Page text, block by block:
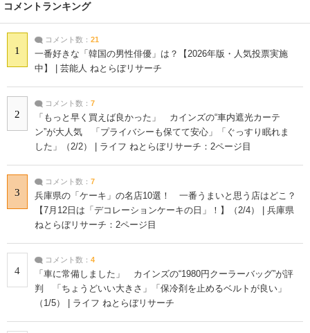
コメントランキング
1
コメント数： 21
一番好きな「韓国の男性俳優」は？【2026年版・人気投票実施
中】 | 芸能人 ねとらぼリサーチ
2
コメント数： 7
「もっと早く買えば良かった」 カインズの“車内遮光カーテ
ン”が大人気 「プライバシーも保てて安心」「ぐっすり眠れま
した」（2/2） | ライフ ねとらぼリサーチ：2ページ目
3
コメント数： 7
兵庫県の「ケーキ」の名店10選！ 一番うまいと思う店はどこ？
【7月12日は「デコレーションケーキの日」！】（2/4） | 兵庫県
ねとらぼリサーチ：2ページ目
4
コメント数： 4
「車に常備しました」 カインズの“1980円クーラーバッグ”が評
判 「ちょうどいい大きさ」「保冷剤を止めるベルトが良い」
（1/5） | ライフ ねとらぼリサーチ